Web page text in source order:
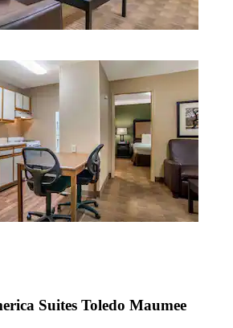
Suites Toledo Maumee